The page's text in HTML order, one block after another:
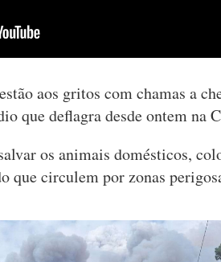
aos gritos com chamas a
que deflagra desde ontem na
os animais domésticos,
que circulem por zonas